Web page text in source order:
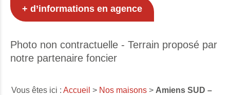
+ d’informations en agence
Photo non contractuelle - Terrain proposé par
notre partenaire foncier
Vous êtes ici :Accueil > Nos maisons > Amiens SUD –